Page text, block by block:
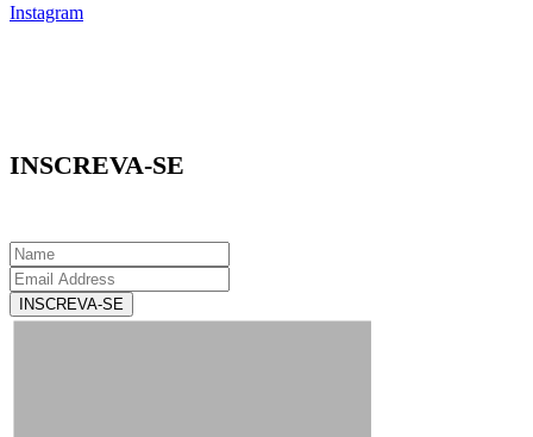
Instagram
INSCREVA-SE
INSCREVA-SE